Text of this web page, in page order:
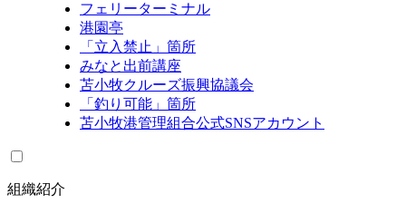
フェリーターミナル
港園亭
「立入禁止」箇所
みなと出前講座
苫小牧クルーズ振興協議会
「釣り可能」箇所
苫小牧港管理組合公式SNSアカウント
組織紹介